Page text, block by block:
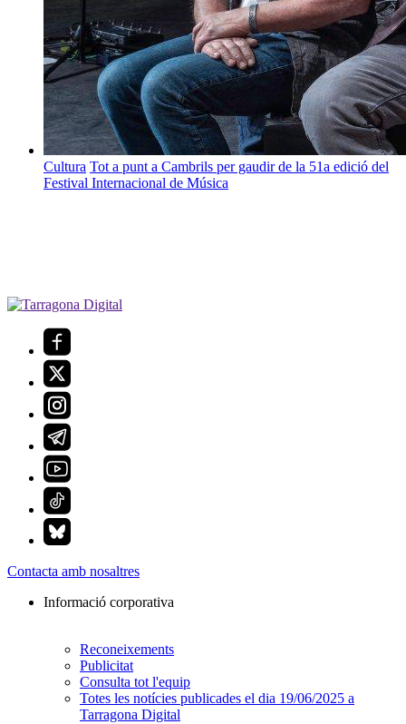
Cultura Tot a punt a Cambrils per gaudir de la 51a edició del
Festival Internacional de Música
Contacta amb nosaltres
Informació corporativa
Reconeixements
Publicitat
Consulta tot l'equip
Totes les notícies publicades el dia 19/06/2025 a
Tarragona Digital